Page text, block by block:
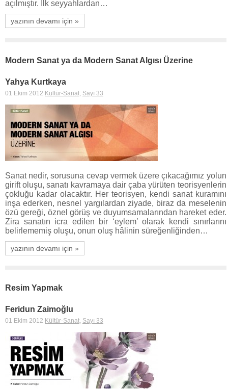
açılmıştır. İlk seyyahlardan…
yazının devamı için »
Modern Sanat ya da Modern Sanat Algısı Üzerine
Yahya Kurtkaya
01 Ekim 2012 Kültür-Sanat, Sayı 33
Sanat nedir, sorusuna cevap vermek üzere çıkacağımız yolun
girift oluşu, sanatı kavramaya dair çaba yürüten teorisyenlerin
çokluğu kadar olacaktır. Her teorisyen, kendi sanat kuramını
inşa ederken, nesnel yargılardan ziyade, biraz da meselenin
özü gereği, öznel görüş ve duyumsamalarından hareket eder.
Zira sanatın icra edilen bir ‘eylem’ olarak kendi sınırlarını
belirlememiş oluşu, onun oluş hâlinin süreğenliğinden…
yazının devamı için »
Resim Yapmak
Feridun Zaimoğlu
01 Ekim 2012 Kültür-Sanat, Sayı 33